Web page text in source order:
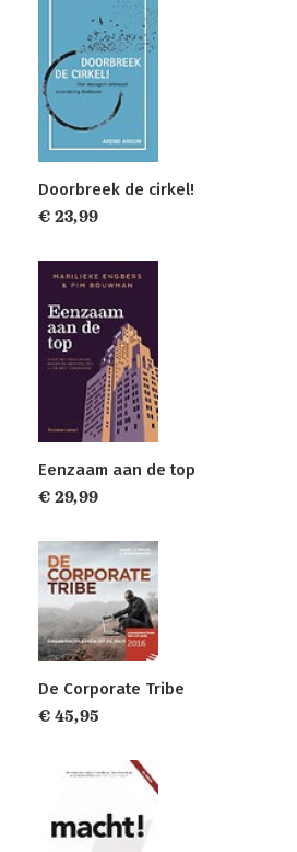
Doorbreek de cirkel!
€ 23,99
Eenzaam aan de top
€ 29,99
De Corporate Tribe
€ 45,95